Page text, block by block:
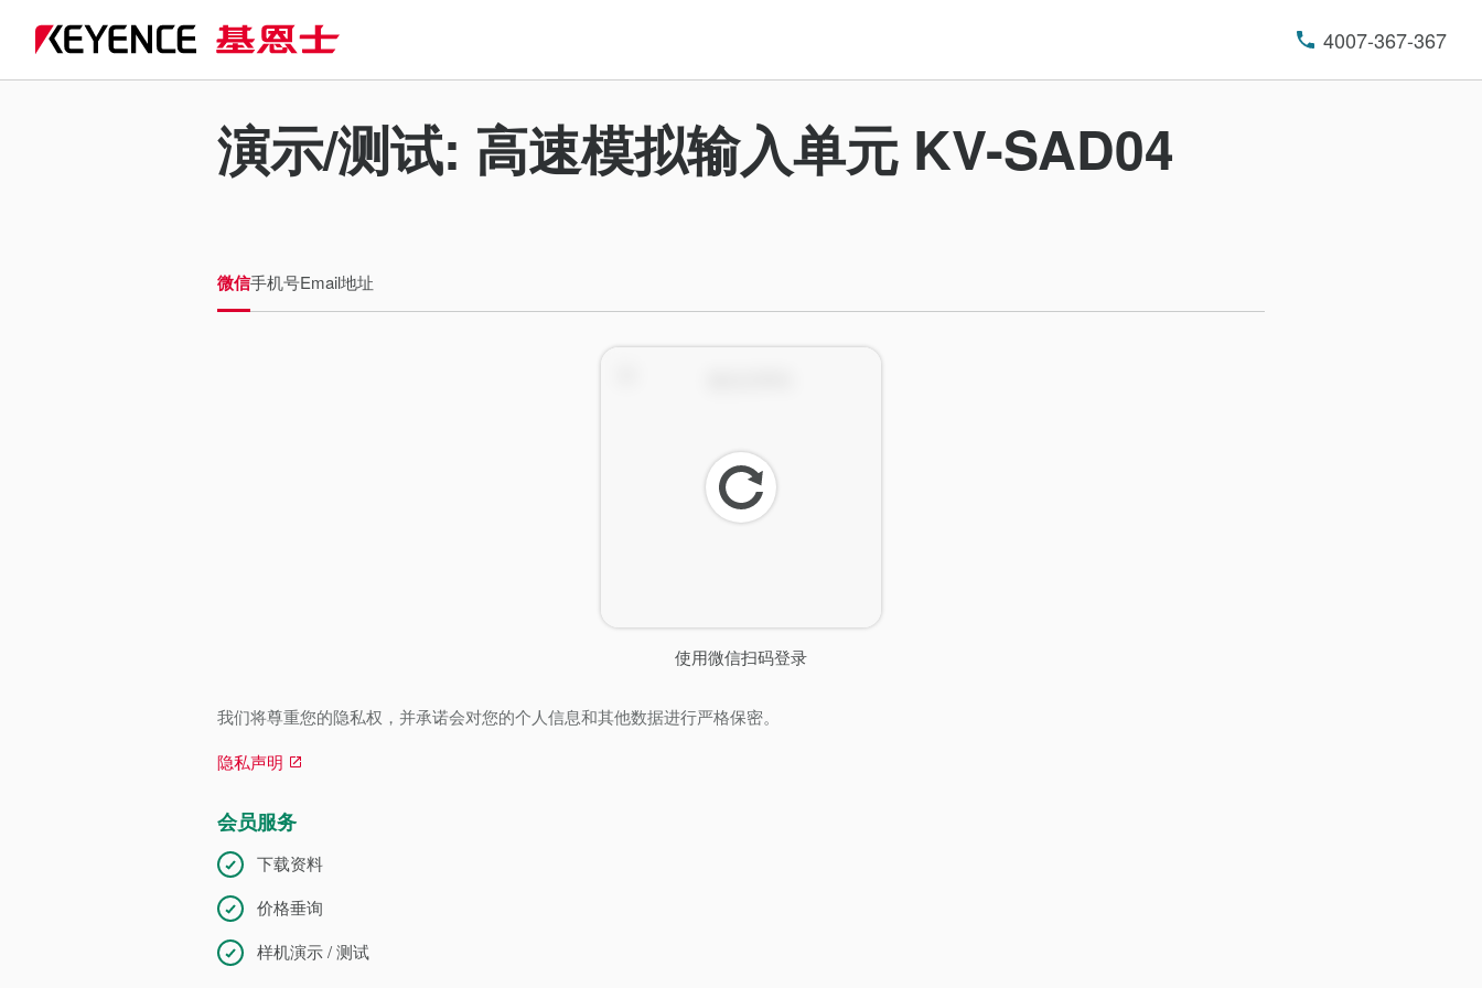
4007-367-367
演示/测试: 高速模拟输入单元 KV-SAD04
微信手机号Email地址
使用微信扫码登录
刷
新
我们将尊重您的隐私权，并承诺会对您的个人信息和其他数据进行严格保密。
隐私声明
会员服务
下载资料
价格垂询
样机演示 / 测试